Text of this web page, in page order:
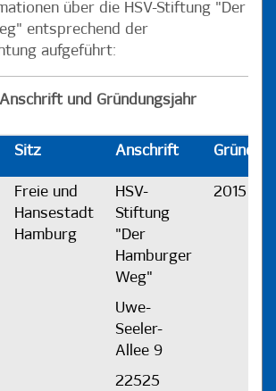
über die HSV-Stiftung "Der
entsprechend der
aufgeführt:
und Gründungsjahr
Sitz Anschrift
Freie und
Hansestadt
Hamburg
HSV-
Stiftung
"Der
Hamburger
Weg"
Uwe-
Seeler-
Allee 9
22525
2015